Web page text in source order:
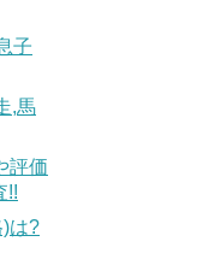
子
,馬
評価
!!
は?